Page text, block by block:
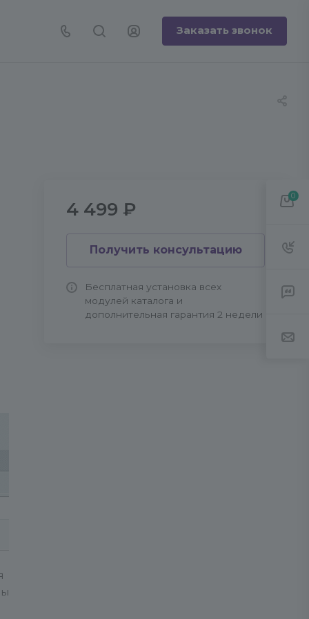
Заказать звонок
4 499 ₽
Получить консультацию
Бесплатная установка всех
модулей каталога и
дополнительная гарантия 2 недели
0